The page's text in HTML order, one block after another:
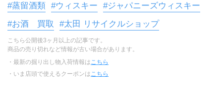
#蒸留酒類 #ウィスキー
#ジャパニーズウィスキー
#お酒 買取
#太田 リサイクルショップ
こちら公開後3ヶ月以上の記事です。
商品の売り切れなど情報が古い場合があります。
・最新の掘り出し物入荷情報は こちら
・いま店頭で使えるクーポンは こちら